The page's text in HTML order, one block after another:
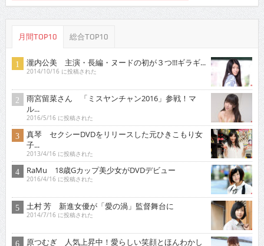
月間TOP10 総合TOP10
瀧内公美 主演・長編・ヌードの初が３つ!!!ギラギ...
2014/10/16 に投稿された
雨宮留菜さん 「ミスヤンチャン2016」参戦！マ
ル...
2016/5/16 に投稿された
真琴 セクシーDVDをリリースした元ひきこもり女
子...
2013/4/16 に投稿された
RaMu 18歳Gカップ美少女がDVDデビュー
2016/4/16 に投稿された
土村 芳 新進女優が「愛の渦」監督舞台に
2014/7/16 に投稿された
原つむぎ 人気上昇中！愛らしい笑顔とほんわかし